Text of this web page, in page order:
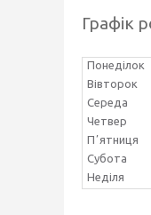
Графік
Понеділок
Вівторок
Середа
Четвер
Пʼятниця
Субота
Неділя